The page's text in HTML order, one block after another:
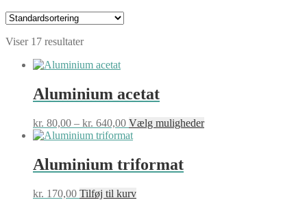
Viser 17 resultater
Aluminium acetat
kr. 80,00 – kr. 640,00Prisinterval:
kr. 80,00
kr. 640,00
Vælg mulighederDette
Aluminium triformat
kr. 170,00 Tilføj til kurv